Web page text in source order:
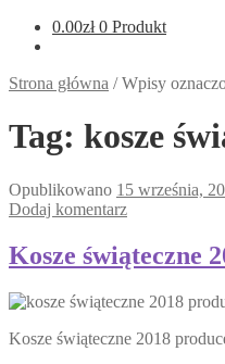
0.00zł 0 Produkt
Strona główna /Wpisy
Tag: kosze
Opublikowano 15 września,
Dodaj komentarz
Kosze świąteczne
Kosze świąteczne 2018